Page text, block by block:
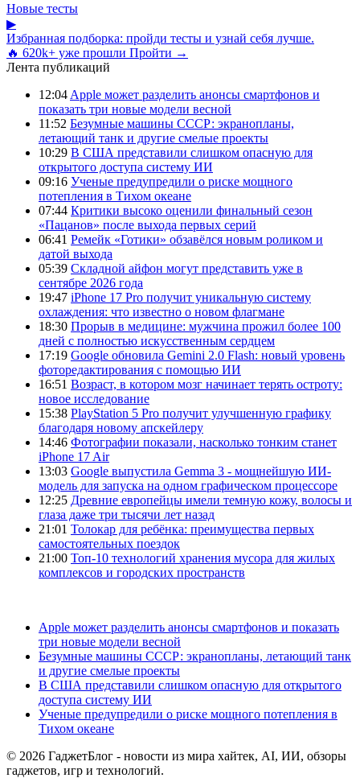
Новые тесты
▶
Избранная подборка: пройди тесты и узнай себя лучше.
🔥 620k+ уже прошли Пройти →
Лента публикаций
12:04 Apple может разделить анонсы смартфонов и
показать три новые модели весной
11:52 Безумные машины СССР: экранопланы,
летающий танк и другие смелые проекты
10:29 В США представили слишком опасную для
открытого доступа систему ИИ
09:16 Ученые предупредили о риске мощного
потепления в Тихом океане
07:44 Критики высоко оценили финальный сезон
«Пацанов» после выхода первых серий
06:41 Ремейк «Готики» обзавёлся новым роликом и
датой выхода
05:39 Складной айфон могут представить уже в
сентябре 2026 года
19:47 iPhone 17 Pro получит уникальную систему
охлаждения: что известно о новом флагмане
18:30 Прорыв в медицине: мужчина прожил более 100
дней с полностью искусственным сердцем
17:19 Google обновила Gemini 2.0 Flash: новый уровень
фоторедактирования с помощью ИИ
16:51 Возраст, в котором мозг начинает терять остроту:
новое исследование
15:38 PlayStation 5 Pro получит улучшенную графику
благодаря новому апскейлеру
14:46 Фотографии показали, насколько тонким станет
iPhone 17 Air
13:03 Google выпустила Gemma 3 - мощнейшую ИИ-
модель для запуска на одном графическом процессоре
12:25 Древние европейцы имели темную кожу, волосы и
глаза даже три тысячи лет назад
21:01 Толокар для ребёнка: преимущества первых
самостоятельных поездок
21:00 Топ-10 технологий хранения мусора для жилых
комплексов и городских пространств
Apple может разделить анонсы смартфонов и показать
три новые модели весной
Безумные машины СССР: экранопланы, летающий танк
и другие смелые проекты
В США представили слишком опасную для открытого
доступа систему ИИ
Ученые предупредили о риске мощного потепления в
Тихом океане
© 2026 ГаджетБлог - новости из мира хайтек, AI, ИИ, обзоры
гаджетов, игр и технологий.